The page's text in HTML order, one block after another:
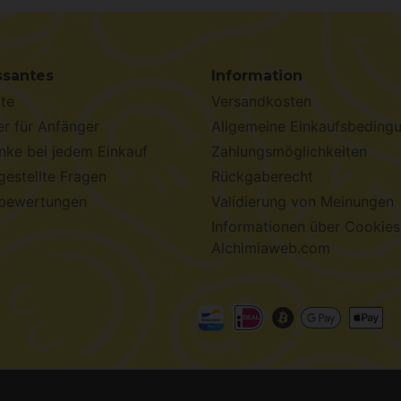
für Anfänger
bei jedem Einkauf
Fragen
Information
Versandkosten
Allgemeine
Zahlungsmöglichkeiten
Rückgaberecht
Validierung von Meinungen
Informationen über
Alchimiaweb.com